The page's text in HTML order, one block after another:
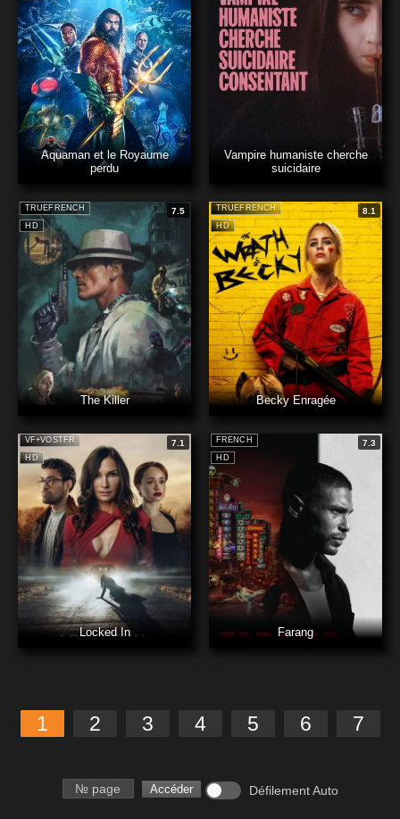
Aquaman et le Royaume
perdu
Vampire humaniste cherche
suicidaire
HD
TRUEFRENCH 7.5
The Killer
HD
TRUEFRENCH 8.1
Becky Enragée
HD
VF+VOSTFR 7.1
Locked In
HD
FRENCH 7.3
Farang
1 2 3 4 5 6 7
Numéro de page Accéder Défilement Auto